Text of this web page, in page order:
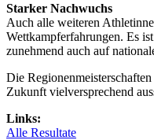
Starker Nachwuchs
Auch alle weiteren
Wettkampferfahrungen. Es
zunehmend auch auf
Die
Zukunft vielversprechend
Links:
Alle Resultate